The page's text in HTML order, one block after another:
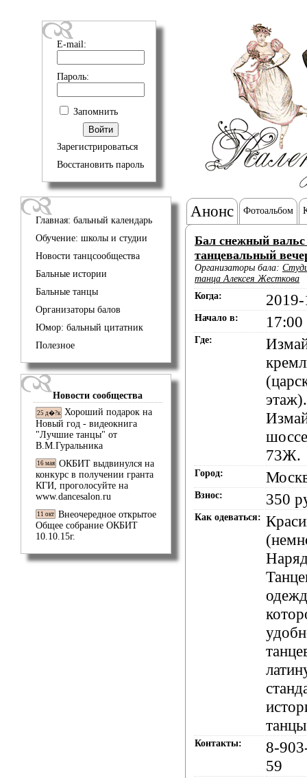
E-mail:
Пароль:
Запомнить
Зарегистрироваться
Восстановить пароль
Главная: бальный календарь
Обучение: школы и студии
Новости танцсообщества
Бальные истории
Бальные танцы
Организаторы балов
Юмор: бальный цитатник
Полезное
Новости сообщества
25 д�?к Хороший подарок на
Новый год - видеокнига
"Лучшие танцы" от
В.М.Гуральника
16 мая ОКБИТ выдвинулся на
конкурс в получении гранта
КГИ, проголосуйте на
www.dancesalon.ru
11 окт Внеочередное открытое
Общее собрание ОКБИТ
10.10.15г.
Анонс Фотоальбом
Бал снежный
танцевальный
Организаторы бала:
танца Алексея Жесткова
Когда:
Начало в: 17:00
Где:
73Ж.
Город:
Взнос: 350
Как одеваться:
Контакты:
8-
59